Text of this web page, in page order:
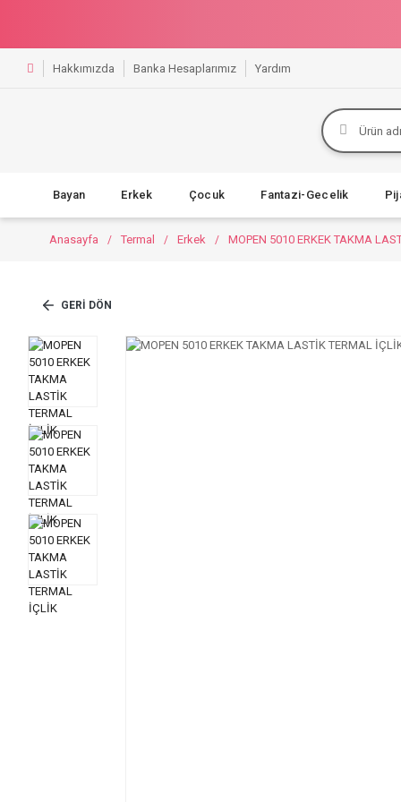
Hakkımızda Banka Hesaplarımız Yardım
Bayan Erkek Çocuk Fantazi-Gecelik
Anasayfa Termal Erkek MOPEN 5010 ERKEK TAKMA
GERI DÖN